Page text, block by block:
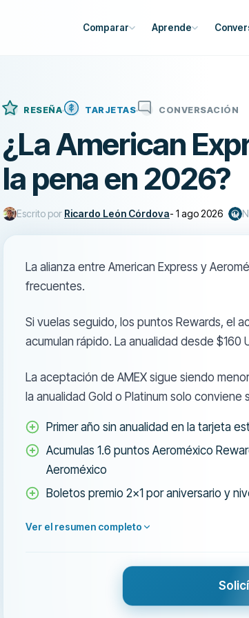
Comparar Aprende
RESEÑA TARJETAS CONVERSACIÓN
¿La American
la pena en 2026?
Escrito por Ricardo León Córdova- 1 ago 2026
La alianza entre American Express y
frecuentes.
Si vuelas seguido, los puntos Rewards, el
acumulan rápido. La anualidad desde
La aceptación de AMEX sigue siendo
la anualidad Gold o Platinum solo conviene
Primer año sin anualidad en la tarjeta
Acumulas 1.6 puntos Aeroméxico
Aeroméxico
Boletos premio 2x1 por aniversario y
Ver el resumen completo